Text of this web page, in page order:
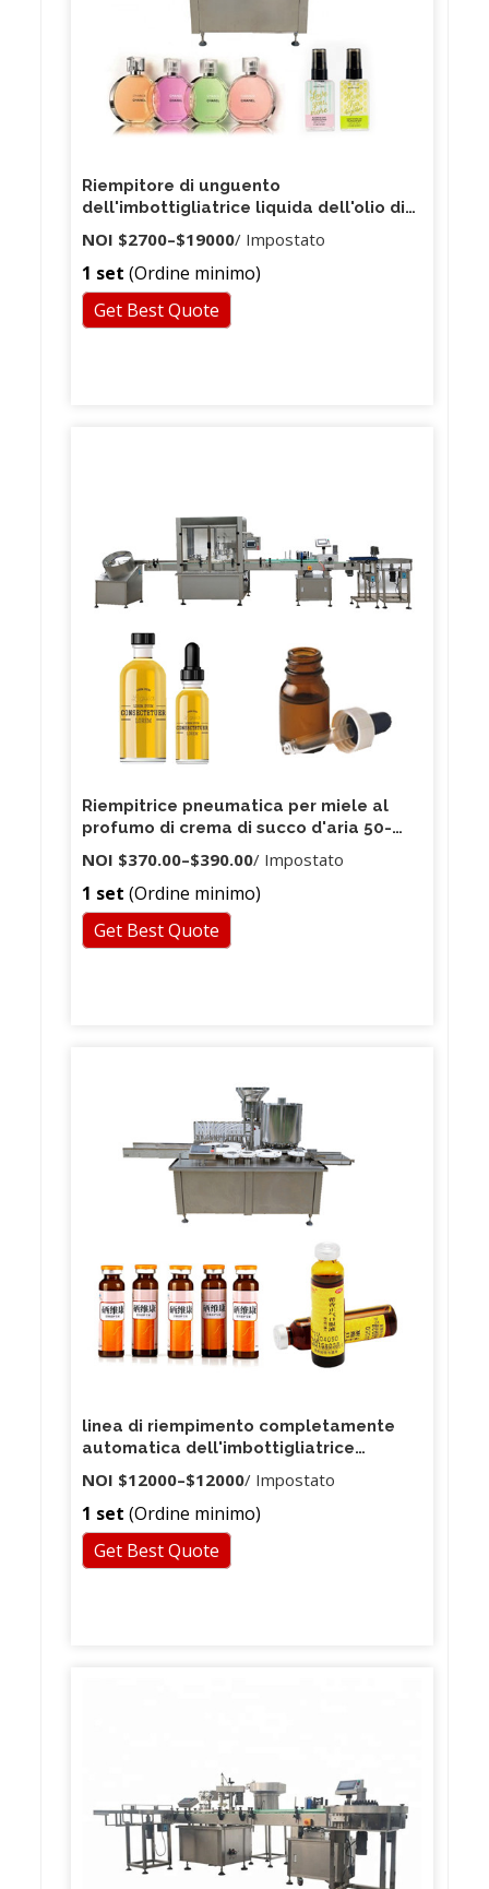
Riempitore di unguento
dell'imbottigliatrice liquida dell'olio di
profumo di vendita calda / fragranza
dell'unguento
NOI $2700–$19000/ Impostato
1 set (Ordine minimo)
Get Best Quote
Riempitrice pneumatica per miele al
profumo di crema di succo d'aria 50-
1000 ML
NOI $370.00–$390.00/ Impostato
1 set (Ordine minimo)
Get Best Quote
linea di riempimento completamente
automatica dell'imbottigliatrice
dell'olio di mais
NOI $12000–$12000/ Impostato
1 set (Ordine minimo)
Get Best Quote